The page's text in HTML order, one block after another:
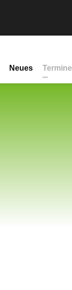
Neues Termine